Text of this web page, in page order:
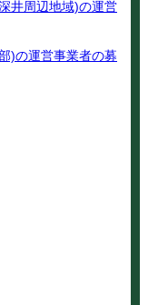
井周辺地域)の運営
)の運営事業者の募